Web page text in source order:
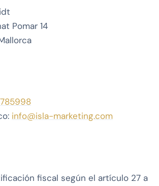
Pomar 14
info@isla-marketing.com
fiscal según el artículo 27 a